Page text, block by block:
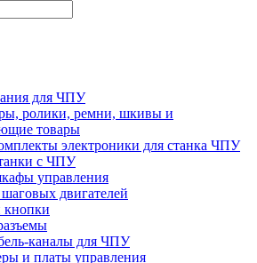
для ЧПУ
ролики, ремни, шкивы и
товары
электроники для станка ЧПУ
с ЧПУ
управления
двигателей
кнопки
каналы для ЧПУ
и платы управления